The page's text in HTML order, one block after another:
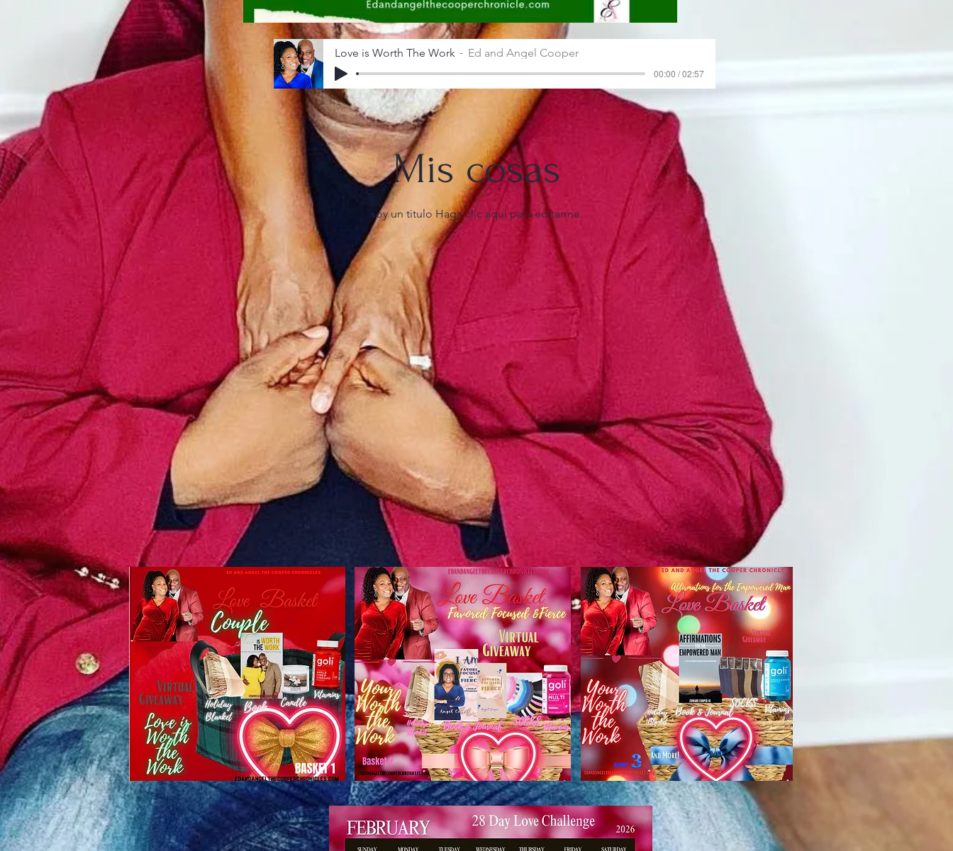
Love is Worth The Work Ed and Angel Cooper
00:00 / 02:57
Mis cosas
soy un titulo ​Haga clic aquí para editarme.